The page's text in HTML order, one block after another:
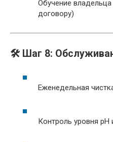
Обучение
договору)
🛠️ Шаг 8:
Еженедельная
Контроль уровня pH